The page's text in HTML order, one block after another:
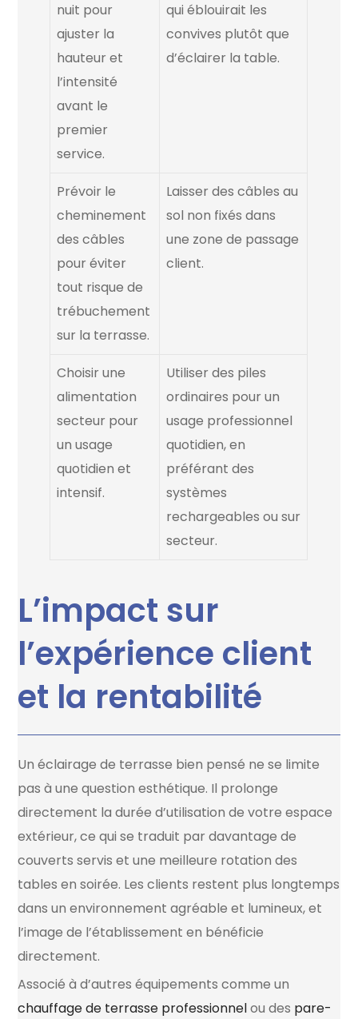
nuit pour
ajuster la
hauteur et
l’intensité
avant le
premier
service.
qui éblouirait les
convives plutôt que
d’éclairer la table.
Prévoir le
cheminement
des câbles
pour éviter
tout risque de
trébuchement
sur la terrasse.
Laisser des câbles au
sol non fixés dans
une zone de passage
client.
Choisir une
alimentation
secteur pour
un usage
quotidien et
intensif.
Utiliser des piles
ordinaires pour un
usage professionnel
quotidien, en
préférant des
systèmes
rechargeables ou sur
secteur.
L’impact sur
l’expérience client
et la rentabilité
Un éclairage de terrasse bien pensé ne se limite
pas à une question esthétique. Il prolonge
directement la durée d’utilisation de votre espace
extérieur, ce qui se traduit par davantage de
couverts servis et une meilleure rotation des
tables en soirée. Les clients restent plus longtemps
dans un environnement agréable et lumineux, et
l’image de l’établissement en bénéficie
directement.
Associé à d’autres équipements comme un
chauffage de terrasse professionnelou des pare-